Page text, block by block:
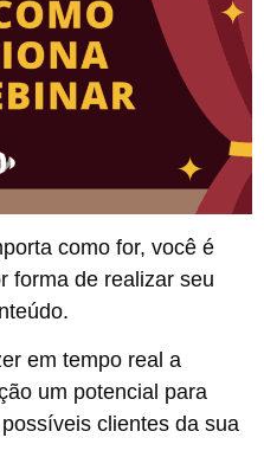
como for, você é
forma de realizar seu
em tempo real a
um potencial para
clientes da sua